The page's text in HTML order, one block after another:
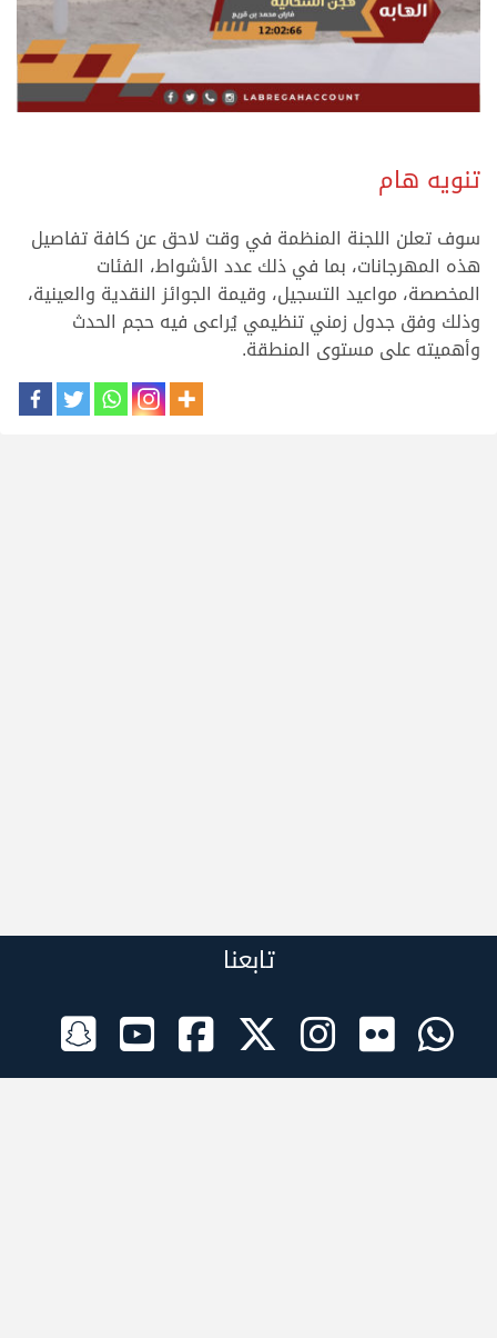
.
تنويه هام
سوف تعلن اللجنة المنظمة في وقت لاحق عن كافة تفاصيل
هذه المهرجانات، بما في ذلك عدد الأشواط، الفئات
المخصصة، مواعيد التسجيل، وقيمة الجوائز النقدية والعينية،
وذلك وفق جدول زمني تنظيمي يُراعى فيه حجم الحدث
وأهميته على مستوى المنطقة.
تابعنا